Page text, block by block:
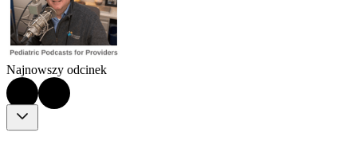
Najnowszy odcinek